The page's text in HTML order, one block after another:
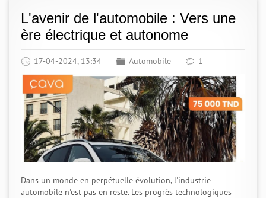
L'avenir de l'automobile : Vers une
ère électrique et autonome
17-04-2024, 13:34 Automobile 1
Dans un monde en perpétuelle évolution, l'industrie
automobile n'est pas en reste. Les progrès technologiques